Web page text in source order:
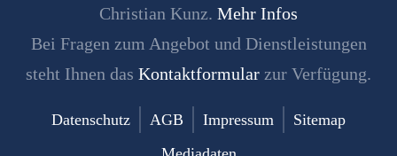
Christian Kunz. Mehr Infos
Bei Fragen zum Angebot und Dienstleistungen
steht Ihnen das Kontaktformular zur Verfügung.
Datenschutz AGB Impressum
Sitemap